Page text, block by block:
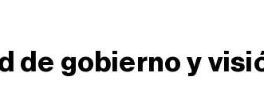
de gobierno y